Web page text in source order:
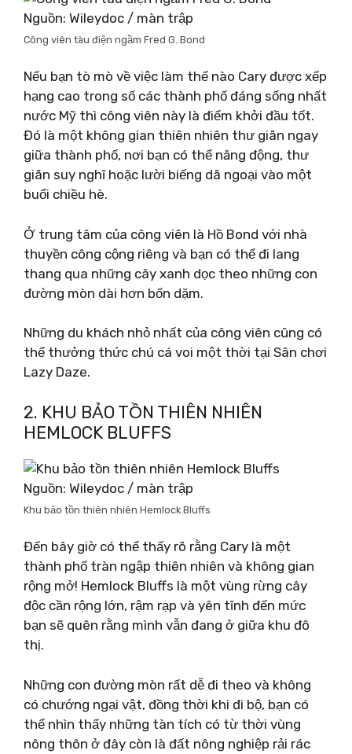
Nguồn: Wileydoc / màn trập
Công viên tàu điện ngầm Fred G. Bond
Nếu bạn tò mò về việc làm thế nào Cary được xếp
hạng cao trong số các thành phố đáng sống nhất
nước Mỹ thì công viên này là điểm khởi đầu tốt.
Đó là một không gian thiên nhiên thư giãn ngay
giữa thành phố, nơi bạn có thể năng động, thư
giãn suy nghĩ hoặc lười biếng dã ngoại vào một
buổi chiều hè.
Ở trung tâm của công viên là Hồ Bond với nhà
thuyền công cộng riêng và bạn có thể đi lang
thang qua những cây xanh dọc theo những con
đường mòn dài hơn bốn dặm.
Những du khách nhỏ nhất của công viên cũng có
thể thưởng thức chú cá voi một thời tại Sân chơi
Lazy Daze.
2. KHU BẢO TỒN THIÊN NHIÊN
HEMLOCK BLUFFS
Nguồn: Wileydoc / màn trập
Khu bảo tồn thiên nhiên Hemlock Bluffs
Đến bây giờ có thể thấy rõ rằng Cary là một
thành phố tràn ngập thiên nhiên và không gian
rộng mở! Hemlock Bluffs là một vùng rừng cây
độc cần rộng lớn, rậm rạp và yên tĩnh đến mức
bạn sẽ quên rằng mình vẫn đang ở giữa khu đô
thị.
Những con đường mòn rất dễ đi theo và không
có chướng ngại vật, đồng thời khi đi bộ, bạn có
thể nhìn thấy những tàn tích có từ thời vùng
nông thôn ở đây còn là đất nông nghiệp rải rác